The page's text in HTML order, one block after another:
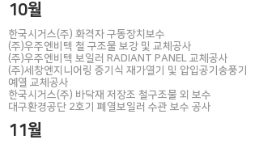
10월
한국시거스(주) 화격자 구동장치보수
(주)우주엔비텍 철 구조물 보강 및 교체공사
(주)우주엔비텍 보일러 RADIANT PANEL 교체공사
(주)세창엔지니어링 증기식 재가열기 및 압입공기송풍기
예열 교체공사
한국시거스(주) 바닥재 저장조 철구조물 외 보수
​대구환경공단 2호기 폐열보일러 수관 보수 공사
11월